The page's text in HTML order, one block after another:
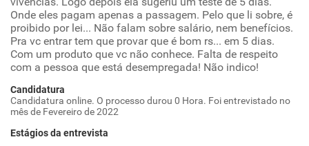
Onde eles pagam apenas a passagem. Pelo que li sobre, é
proibido por lei... Não falam sobre salário, nem benefícios.
Pra vc entrar tem que provar que é bom rs... em 5 dias.
Com um produto que vc não conhece. Falta de respeito
com a pessoa que está desempregada! Não indico!
Candidatura
Candidatura online. O processo durou 0 Hora. Foi entrevistado no
mês de Fevereiro de 2022
Estágios da entrevista